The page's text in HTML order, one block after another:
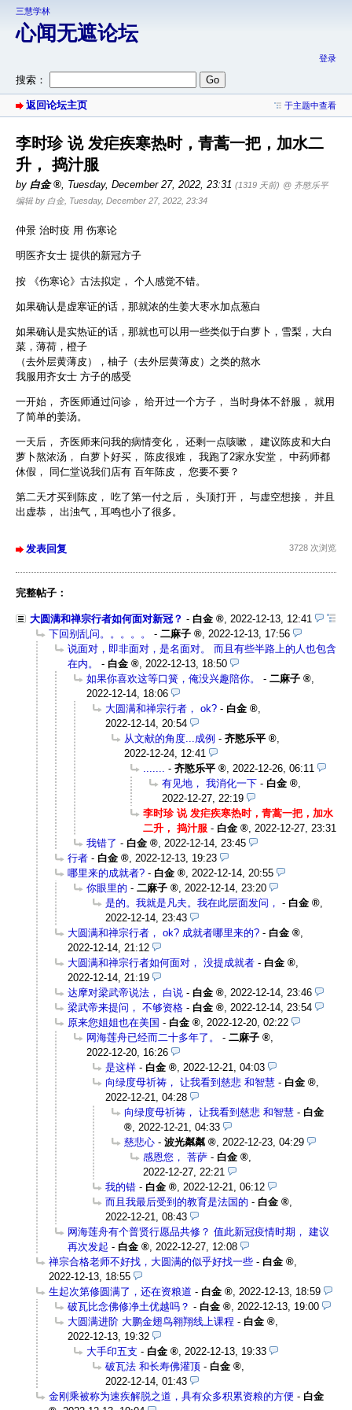
三慧学林
心闻无遮论坛
登录
搜索：
返回论坛主页 于主题中查看
李时珍 说 发疟疾寒热时，青蒿一把，加水二
升， 捣汁服
by 白金 , Tuesday, December 27, 2022, 23:31 (1319 天前) @ 齐愍乐平
编辑 by 白金, Tuesday, December 27, 2022, 23:34
仲景 治时疫 用 伤寒论
明医齐女士 提供的新冠方子
按 《伤寒论》古法拟定， 个人感觉不错。
如果确认是虚寒证的话，那就浓的生姜大枣水加点葱白
如果确认是实热证的话，那就也可以用一些类似于白萝卜，雪梨，大白
菜，薄荷，橙子
（去外层黄薄皮），柚子（去外层黄薄皮）之类的熬水
我服用齐女士 方子的感受
一开始， 齐医师通过问诊， 给开过一个方子， 当时身体不舒服， 就用
了简单的姜汤。
一天后， 齐医师来问我的病情变化， 还剩一点咳嗽， 建议陈皮和大白
萝卜熬浓汤， 白萝卜好买， 陈皮很难， 我跑了2家永安堂， 中药师都
休假， 同仁堂说我们店有 百年陈皮， 您要不要？
第二天才买到陈皮， 吃了第一付之后， 头顶打开， 与虚空想接， 并且
出虚恭， 出浊气，耳鸣也小了很多。
发表回复 3728 次浏览
完整帖子：
大圆满和禅宗行者如何面对新冠？ - 白金
2022-12-13, 12:41
下回别乱问。。。。。
- 二麻子
2022-12-13, 17:56
说面对，即非面对，是名面对。 而且有些半路上的人也包含
在内。
- 白金
2022-12-13, 18:50
如果你喜欢这等口簧，俺没兴趣陪你。
- 二麻子
2022-12-14, 18:06
大圆满和禅宗行者， ok? - 白金
2022-12-14, 20:54
从文献的角度...成例 -齐愍乐平
2022-12-24, 12:41
-齐愍乐平
2022-12-26, 06:11
有见地， 我消化一下 - 白金
2022-12-27, 22:19
李时珍 说 发疟疾寒热时，青蒿一把，加水
二升， 捣汁服 - 白金
2022-12-27, 23:31
我错了 - 白金
2022-12-14, 23:45
行者 - 白金
2022-12-13, 19:23
哪里来的成就者? - 白金
2022-12-14, 20:55
你眼里的 - 二麻子
2022-12-14, 23:20
是的。我就是凡夫。我在此层面发问， - 白金
2022-12-14, 23:43
大圆满和禅宗行者， ok? 成就者哪里来的? - 白金
2022-12-14, 21:12
大圆满和禅宗行者如何面对， 没提成就者 - 白金
2022-12-14, 21:19
达摩对梁武帝说法， 白说 - 白金
2022-12-14, 23:46
梁武帝来提问， 不够资格 - 白金
2022-12-14, 23:54
原来您姐姐也在美国 - 白金
2022-12-20, 02:22
网海莲舟已经而二十多年了。
- 二麻子
2022-12-20, 16:26
是这样 - 白金
2022-12-21, 04:03
向绿度母祈祷， 让我看到慈悲 和智慧 - 白金
2022-12-21, 04:28
向绿度母祈祷， 让我看到慈悲 和智慧 - 白金
2022-12-21, 04:33
慈悲心 - 波光粼粼
2022-12-23, 04:29
感恩您， 菩萨 - 白金
2022-12-27, 22:21
我的错 - 白金
2022-12-21, 06:12
而且我最后受到的教育是法国的 - 白金
2022-12-21, 08:43
网海莲舟有个普贤行愿品共修？ 值此新冠疫情时期， 建议
再次发起 - 白金
2022-12-27, 12:08
禅宗合格老师不好找，大圆满的似乎好找一些 - 白金
2022-12-13, 18:55
生起次第修圆满了，还在资粮道 - 白金
2022-12-13, 18:59
破瓦比念佛修净土优越吗？ - 白金
2022-12-13, 19:00
大圆满进阶 大鹏金翅鸟翱翔线上课程 - 白金
2022-12-13, 19:32
大手印五支 - 白金
2022-12-13, 19:33
破瓦法 和长寿佛灌顶 - 白金
2022-12-14, 01:43
金刚乘被称为速疾解脱之道，具有众多积累资粮的方便 - 白金